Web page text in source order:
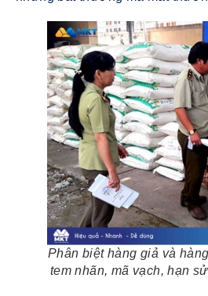
Phân biệt hàng giả và
tem nhãn, mã vạch, hạn